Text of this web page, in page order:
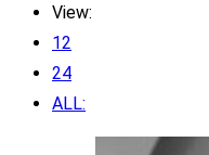
View:
12
24
ALL: